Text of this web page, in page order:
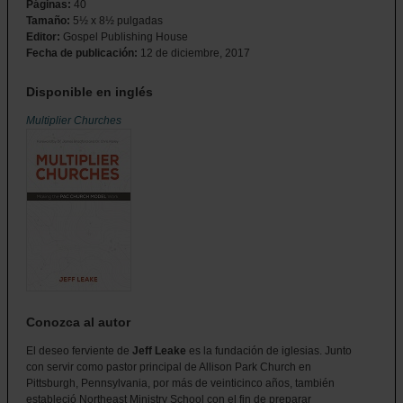
Páginas: 40
Tamaño: 5½ x 8½ pulgadas
Editor: Gospel Publishing House
Fecha de publicación: 12 de diciembre, 2017
Disponible en inglés
Multiplier Churches
Conozca al autor
El deseo ferviente de Jeff Leake es la fundación de iglesias. Junto
con servir como pastor principal de Allison Park Church en
Pittsburgh, Pennsylvania, por más de veinticinco años, también
estableció Northeast Ministry School con el fin de preparar